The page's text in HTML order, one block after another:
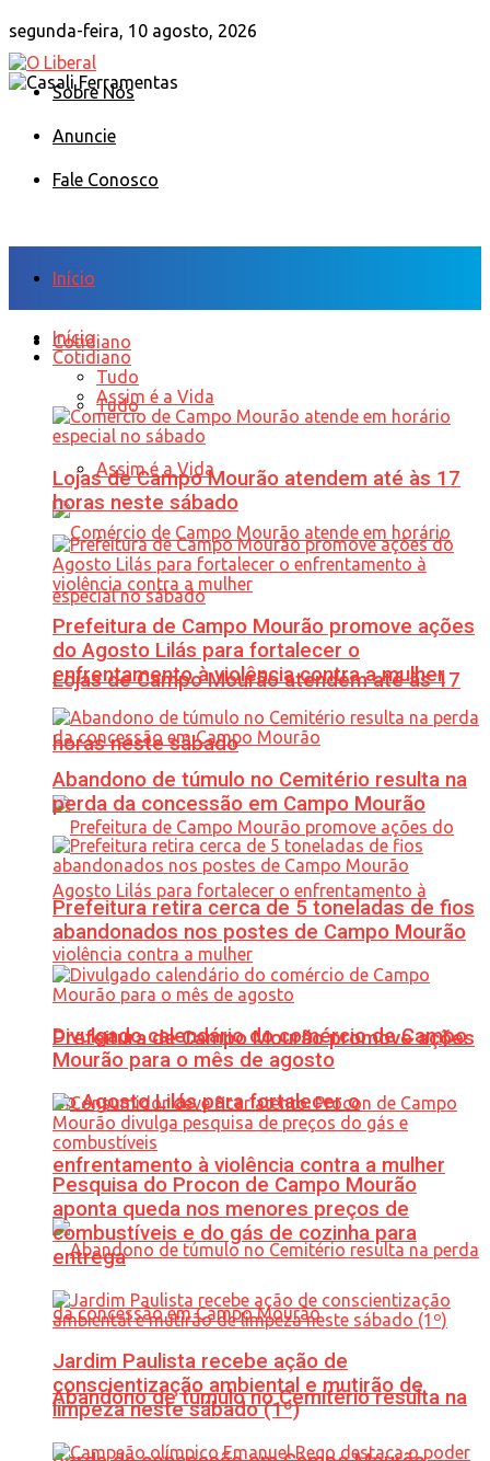
segunda-feira, 10 agosto, 2026
Sobre Nós
Anuncie
Fale Conosco
Início
Cotidiano
Tudo
Assim é a Vida
Lojas de Campo Mourão atendem até às 17
horas neste sábado
Prefeitura de Campo Mourão promove ações
do Agosto Lilás para fortalecer o
enfrentamento à violência contra a mulher
Abandono de túmulo no Cemitério resulta na
Início
Cotidiano
Tudo
Assim é a Vida
Lojas de Campo Mourão atendem até às 17
horas neste sábado
Prefeitura de Campo Mourão promove ações
do Agosto Lilás para fortalecer o
enfrentamento à violência contra a mulher
Abandono de túmulo no Cemitério resulta na
perda da concessão em Campo Mourão
Prefeitura retira cerca de 5 toneladas de fios
abandonados nos postes de Campo Mourão
Divulgado calendário do comércio de Campo
Mourão para o mês de agosto
Pesquisa do Procon de Campo Mourão
aponta queda nos menores preços de
combustíveis e do gás de cozinha para
entrega
Jardim Paulista recebe ação de
conscientização ambiental e mutirão de
limpeza neste sábado (1º)